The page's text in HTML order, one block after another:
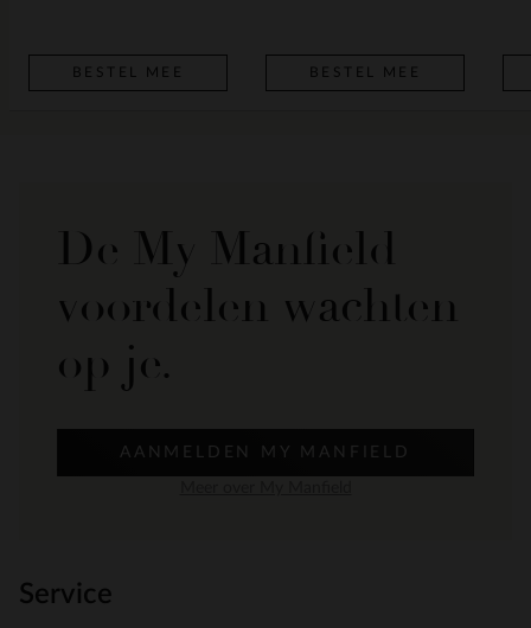
BESTEL MEE BESTEL MEE
De My Manfield
voordelen wachten
op je.
AANMELDEN MY MANFIELD
Service